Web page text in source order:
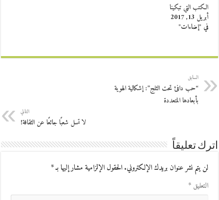
الكتب التي تبكينا
أبريل 13, 2017
في "إضاءات"
السابق
“حب دافئ تحت الثلج”: إشكالية الهوية
بأبعادها المتعددة
التالي
لا تسل شعبًا جائعًا عن الثقافة!
اترك تعليقاً
لن يتم نشر عنوان بريدك الإلكتروني.الحقول الإلزامية مشار إليها بـ*
التعليق*